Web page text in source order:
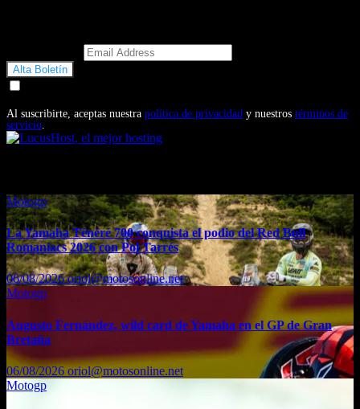
Al suscribirte, aceptas nuestra política de privacidad y nuestros términos de
servicio.
Motogp
La Yamaha Ténéré 700 conquista el podio del Red Bull
Romaniacs 2026 con Pol Tarrés
06/08/2026oriol@motosonline.net
Motogp
Augusto Fernández, wild card de Yamaha en el GP de Gran
Bretaña
06/08/2026 oriol@motosonline.net
Motogp